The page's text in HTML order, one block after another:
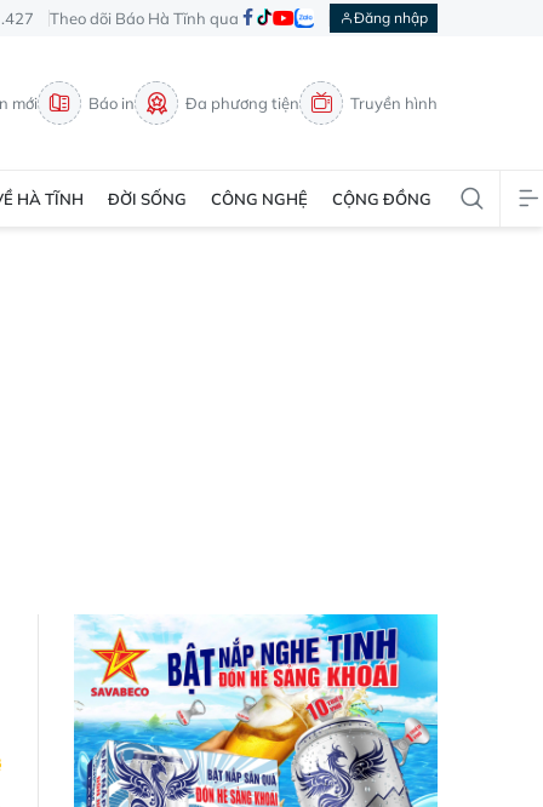
Theo dõi Báo Hà Tĩnh qua Đăng nhập
mới Báo in Đa phương tiện Truyền hình
HÀ TĨNH ĐỜI SỐNG CÔNG NGHỆ CỘNG ĐỒNG